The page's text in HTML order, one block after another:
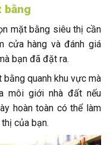
bằng
mặt bằng siêu thị cần
cửa hàng và đánh giá
bạn đã đặt ra.
quanh khu vực mà
môi giới nhà đất nếu
hoàn toàn có thể làm
của bạn.